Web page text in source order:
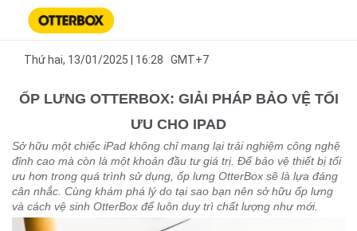
Thứ hai, 13/01/2025 | 16:28 GMT+7
ỐP LƯNG OTTERBOX: GIẢI PHÁP BẢO VỆ TỐI
ƯU CHO IPAD
Sở hữu một chiếc iPad không chỉ mang lại trải nghiệm công nghệ
đỉnh cao mà còn là một khoản đầu tư giá trị. Để bảo vệ thiết bị tối
ưu hơn trong quá trình sử dụng, ốp lưng OtterBox sẽ là lựa đáng
cân nhắc. Cùng khám phá lý do tại sao bạn nên sở hữu ốp lưng
và cách vệ sinh OtterBox để luôn duy trì chất lượng như mới.